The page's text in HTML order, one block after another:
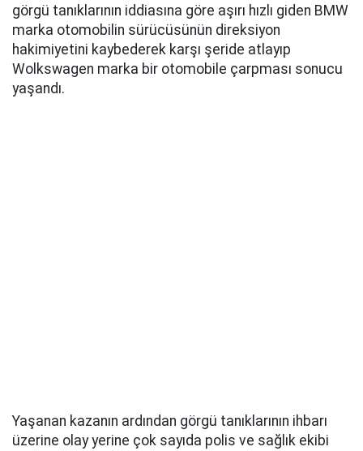
görgü tanıklarının iddiasına göre aşırı hızlı giden BMW
marka otomobilin sürücüsünün direksiyon
hakimiyetini kaybederek karşı şeride atlayıp
Wolkswagen marka bir otomobile çarpması sonucu
yaşandı.
Yaşanan kazanın ardından görgü tanıklarının ihbarı
üzerine olay yerine çok sayıda polis ve sağlık ekibi